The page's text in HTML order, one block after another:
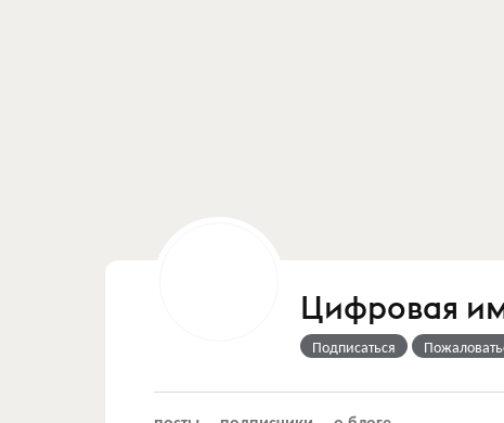
Цифровая
Подписаться